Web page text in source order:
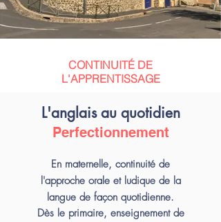
CONTINUITÉ DE
L'APPRENTISSAGE
L'anglais au quotidien
Perfectionnement
En maternelle, continuité de
l'approche orale et ludique de la
langue de façon quotidienne.
Dès le primaire, enseignement de